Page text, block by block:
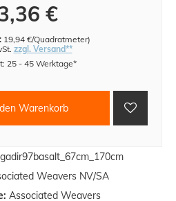
Weavers NV/SA
Associated Weavers
€
19,94 €/Quadratmeter)
zzgl. Versand**
25 - 45 Werktage*
Warenkorb